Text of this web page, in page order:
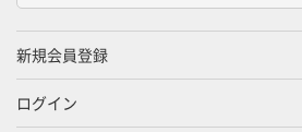
新規会員登録
ログイン